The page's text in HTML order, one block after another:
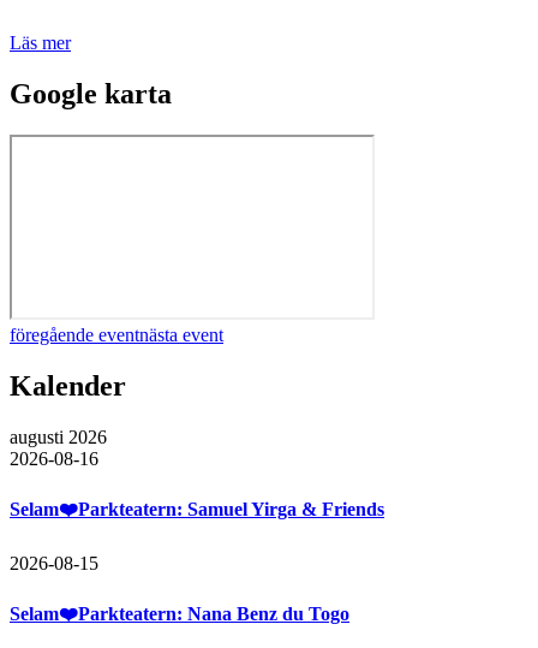
Läs mer
Google karta
föregående eventnästa event
Kalender
augusti 2026
2026-08-16
Selam❤️Parkteatern: Samuel Yirga & Friends
2026-08-15
Selam❤️Parkteatern: Nana Benz du Togo